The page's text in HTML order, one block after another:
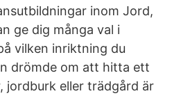
inom Jord,
ge dig många val i
vilken inriktning du
drömde om att hitta ett
jordburk eller trädgård är